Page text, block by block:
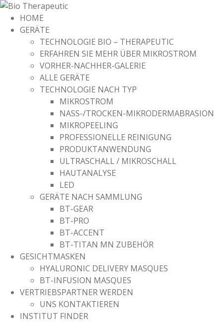
HOME
GERÄTE
TECHNOLOGIE BIO – THERAPEUTIC
ERFAHREN SIE MEHR ÜBER MIKROSTROM
VORHER-NACHHER-GALERIE
ALLE GERÄTE
TECHNOLOGIE NACH TYP
MIKROSTROM
NASS-/TROCKEN-MIKRODERMABRASION
MIKROPEELING
PROFESSIONELLE REINIGUNG
PRODUKTANWENDUNG
ULTRASCHALL / MIKROSCHALL
HAUTANALYSE
LED
GERÄTE NACH SAMMLUNG
BT-GEAR
BT-PRO
BT-ACCENT
BT-TITAN MN ZUBEHÖR
GESICHTMASKEN
HYALURONIC DELIVERY MASQUES
BT-INFUSION MASQUES
VERTRIEBSPARTNER WERDEN
UNS KONTAKTIEREN
INSTITUT FINDER